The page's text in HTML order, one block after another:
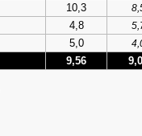
10,3
4,8
5,0
9,56